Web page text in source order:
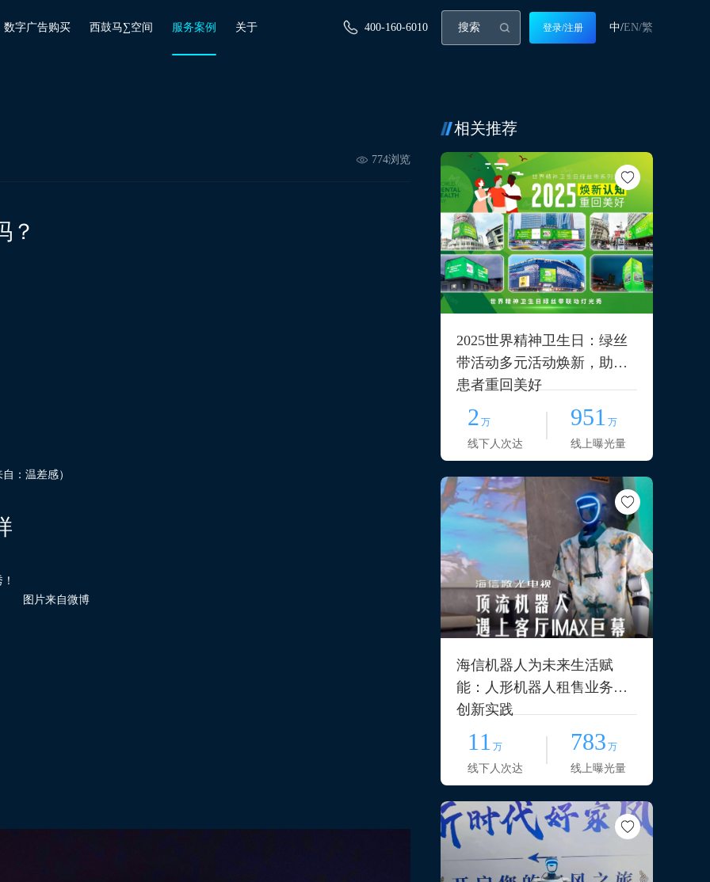
数字广告购买 西鼓马∑空间 服务案例 关于 400-160-6010 登录/注册 中/EN/繁
774浏览
？
：温差感）
图片来自微博
相关推荐
2025世界精神卫生日：绿丝
带活动多元活动焕新，助力
患者重回美好
2 万
线下人次达
951 万
线上曝光量
海信机器人为未来生活赋
能：人形机器人租售业务的
创新实践
11 万
线下人次达
783 万
线上曝光量